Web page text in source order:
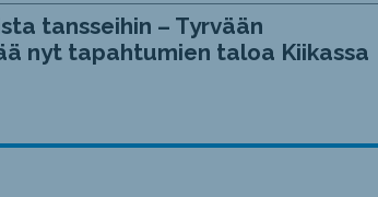
tansseihin – Tyrvään
nyt tapahtumien taloa Kiikassa